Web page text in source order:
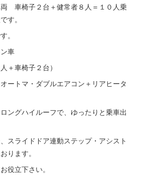
車椅子２台＋健常者８人＝１０人乗
す。
。
車
＋車椅子２台）
ートマ・ダブルエアコン＋リアヒータ
ングハイルーフで、ゆったりと乗車出
スライドドア連動ステップ・アシスト
ります。
役立下さい。